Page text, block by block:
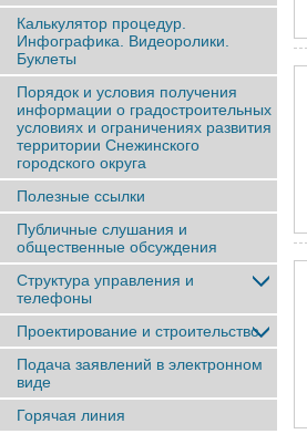
Калькулятор процедур.
Инфографика. Видеоролики.
Буклеты
Порядок и условия получения
информации о градостроительных
условиях и ограничениях развития
территории Снежинского
городского округа
Полезные ссылки
Публичные слушания и
общественные обсуждения
Структура управления и
телефоны
Проектирование и строительство
Подача заявлений в электронном
виде
Горячая линия